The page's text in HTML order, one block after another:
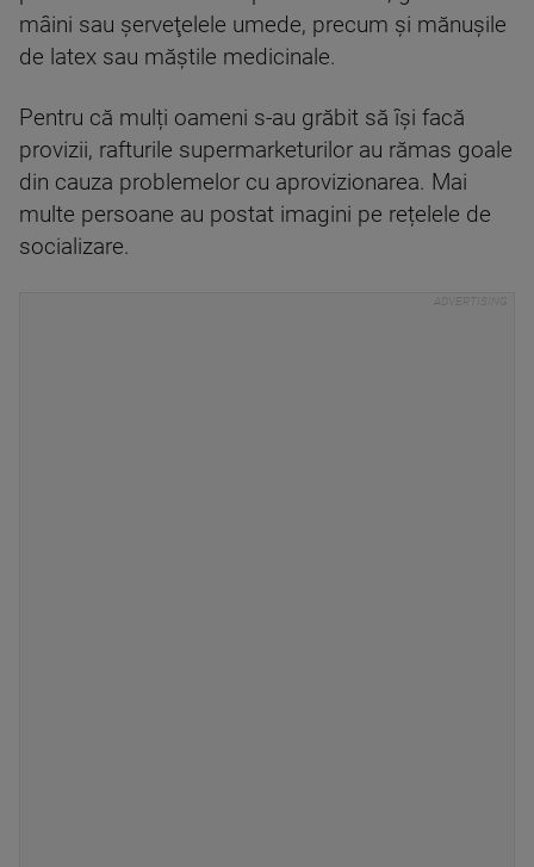
mâini sau şerveţelele umede, precum şi mănuşile
de latex sau măştile medicinale.
Pentru că mulți oameni s-au grăbit să își facă
provizii, rafturile supermarketurilor au rămas goale
din cauza problemelor cu aprovizionarea. Mai
multe persoane au postat imagini pe rețelele de
socializare.